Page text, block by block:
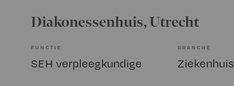
Diakonessenhuis, Utrecht
FUNCTIE
SEH verpleegkundige
BRANCHE
Ziekenhuis